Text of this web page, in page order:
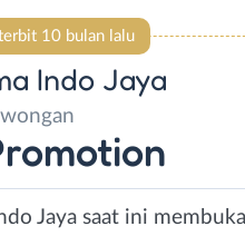
10 bulan lalu
Indo Jaya
Jaya saat ini